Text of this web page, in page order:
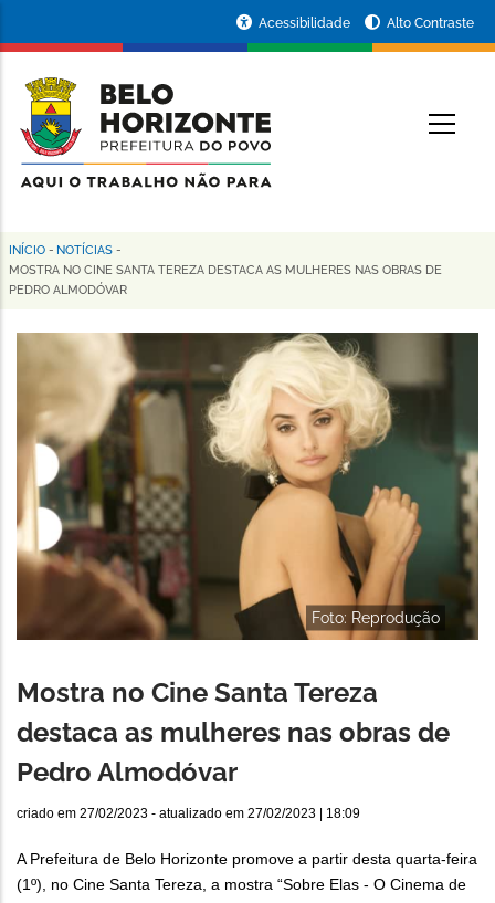
conteúdo
principal
da
Prefeitura
de
Horizonte
Acessibilidade Alto Contraste
Trilha
de
navegação
INÍCIO - NOTÍCIAS -
MOSTRA NO CINE SANTA TEREZA DESTACA AS MULHERES NAS OBRAS DE
PEDRO ALMODÓVAR
Foto: Reprodução
Mostra no Cine Santa Tereza
destaca as mulheres nas obras de
Pedro Almodóvar
criado em 27/02/2023 - atualizado em 27/02/2023 | 18:09
A Prefeitura de Belo Horizonte promove a partir desta quarta-feira
(1º), no Cine Santa Tereza, a mostra “Sobre Elas - O Cinema de